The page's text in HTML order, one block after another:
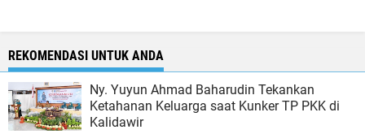
REKOMENDASI UNTUK ANDA
Ny. Yuyun Ahmad Baharudin Tekankan
Ketahanan Keluarga saat Kunker TP PKK di
Kalidawir